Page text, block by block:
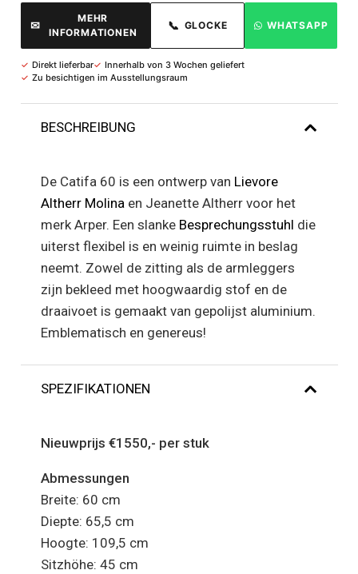
✉
MEHR
INFORMATIONEN
📞 GLOCKE WHATSAPP
✓ Direkt lieferbar✓ Innerhalb von 3 Wochen geliefert
✓ Zu besichtigen im Ausstellungsraum
BESCHREIBUNG
De Catifa 60 is een ontwerp van Lievore
Altherr Molina en Jeanette Altherr voor het
merk Arper. Een slanke Besprechungsstuhl die
uiterst flexibel is en weinig ruimte in beslag
neemt. Zowel de zitting als de armleggers
zijn bekleed met hoogwaardig stof en de
draaivoet is gemaakt van gepolijst aluminium.
Emblematisch en genereus!
SPEZIFIKATIONEN
Nieuwprijs €1550,- per stuk
Abmessungen
Breite: 60 cm
Diepte: 65,5 cm
Hoogte: 109,5 cm
Sitzhöhe: 45 cm